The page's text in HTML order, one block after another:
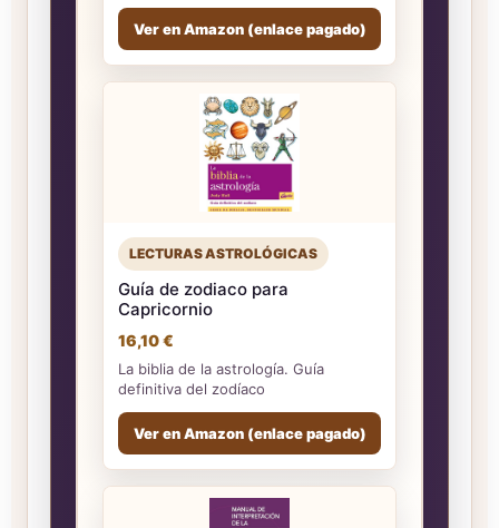
Ver en Amazon (enlace pagado)
LECTURAS ASTROLÓGICAS
Guía de zodiaco para
Capricornio
16,10 €
La biblia de la astrología. Guía
definitiva del zodíaco
Ver en Amazon (enlace pagado)